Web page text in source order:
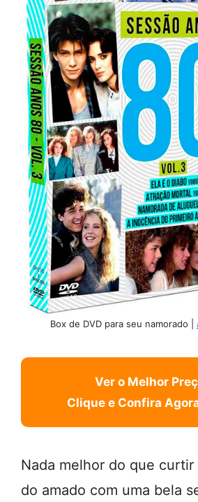
Box de DVD para seu namorado |
Ver o Melhor
Clique e Confira
Nada melhor do que curtir
do amado com uma bela